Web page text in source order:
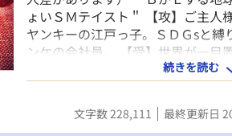
ょいＳＭテイスト＂ 【攻】ご主人
ヤンキーの江戸っ子。ＳＤＧsと縛
ンケの会社員。 【受】世界が一目
天才研究者。モデル並みのルック
思いきや、仕事以外はダメダメな
BL大賞参加作品。他サイトで過去
済）のリライトです。大賞期間中
続きを読む
文字数 228,111 最終更新日